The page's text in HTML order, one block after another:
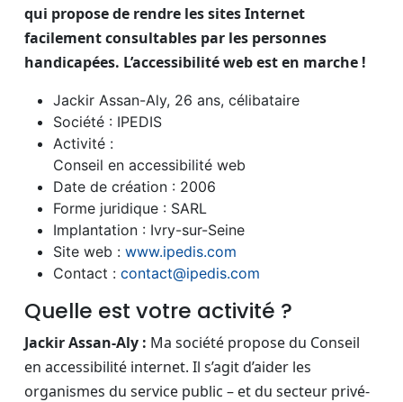
qui propose de rendre les sites Internet
facilement consultables par les personnes
handicapées. L’accessibilité web est en marche !
Jackir Assan-Aly, 26 ans, célibataire
Société : IPEDIS
Activité :
Conseil en accessibilité web
Date de création : 2006
Forme juridique : SARL
Implantation : Ivry-sur-Seine
Site web : www.ipedis.com
Contact : contact@ipedis.com
Quelle est votre activité ?
Jackir Assan-Aly : Ma société propose du Conseil
en accessibilité internet. Il s’agit d’aider les
organismes du service public – et du secteur privé-